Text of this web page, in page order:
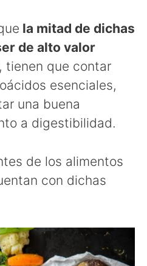
la mitad de dichas
de alto valor
tienen que contar
esenciales,
una buena
a digestibilidad.
de los alimentos
con dichas